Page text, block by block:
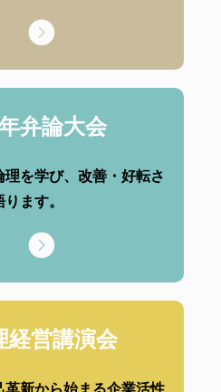
弁論大会
を学び、改善・好転さ
ます。
経営講演会